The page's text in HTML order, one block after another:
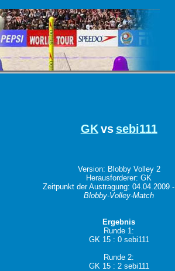
GKvs sebi111
Version: Blobby Volley 2
Herausforderer: GK
Zeitpunkt der Austragung: 04.04.2009
Blobby-Volley-Match
Ergebnis
Runde 1:
GK 15 : 0 sebi111
Runde 2:
GK 15 : 2 sebi111